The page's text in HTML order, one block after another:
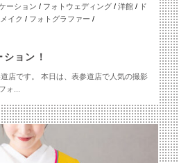
ーション / フォトウェディング/ 洋館/
ド
イク / フォトグラファー /
ョン！
店です。 本日は、表参道店で人気の撮影
ォ...